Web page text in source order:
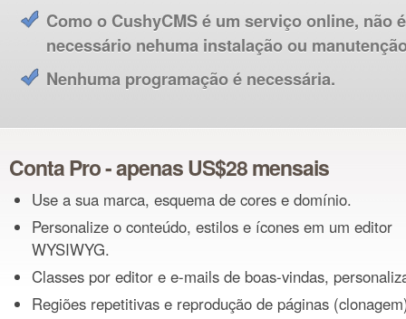
Como o CushyCMS é um serviço online, não é
necessário nehuma instalação ou
Nenhuma programação é necessária.
Conta Pro - apenas US$28 mensais
Use a sua marca, esquema de cores e domínio.
Personalize o conteúdo, estilos e ícones em um editor
WYSIWYG.
Classes por editor e e-mails de boas-vindas,
Regiões repetitivas e reprodução de páginas